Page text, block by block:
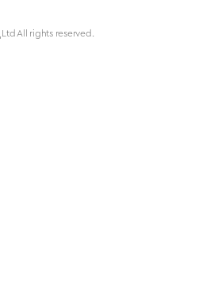
All rights reserved.